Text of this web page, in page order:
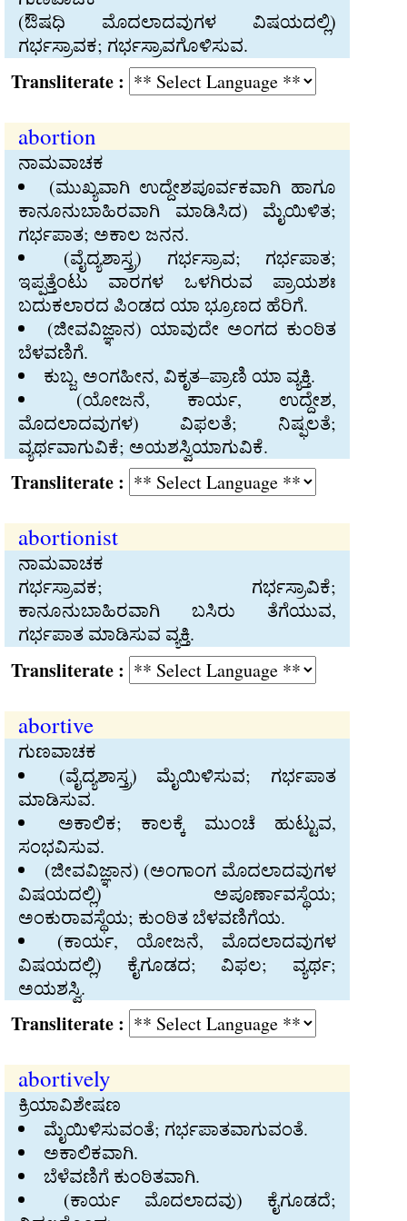
(ಔಷಧಿ ಮೊದಲಾದವುಗಳ ವಿಷಯದಲ್ಲಿ)
ಗರ್ಭಸ್ರಾವಕ; ಗರ್ಭಸ್ರಾವಗೊಳಿಸುವ.
:
abortion
ನಾಮವಾಚಕ
(ಮುಖ್ಯವಾಗಿ ಉದ್ದೇಶಪೂರ್ವಕವಾಗಿ ಹಾಗೂ
ಕಾನೂನುಬಾಹಿರವಾಗಿ ಮಾಡಿಸಿದ) ಮೈಯಿಳಿತ;
ಗರ್ಭಪಾತ; ಅಕಾಲ ಜನನ.
(ವೈದ್ಯಶಾಸ್ತ್ರ) ಗರ್ಭಸ್ರಾವ; ಗರ್ಭಪಾತ;
ಇಪ್ಪತ್ತೆಂಟು ವಾರಗಳ ಒಳಗಿರುವ ಪ್ರಾಯಶಃ
ಬದುಕಲಾರದ ಪಿಂಡದ ಯಾ ಭ್ರೂಣದ ಹೆರಿಗೆ.
(ಜೀವವಿಜ್ಞಾನ) ಯಾವುದೇ ಅಂಗದ ಕುಂಠಿತ
ಬೆಳವಣಿಗೆ.
ಕುಬ್ಜ, ಅಂಗಹೀನ, ವಿಕೃತ–ಪ್ರಾಣಿ ಯಾ ವ್ಯಕ್ತಿ.
(ಯೋಜನೆ, ಕಾರ್ಯ, ಉದ್ದೇಶ,
ಮೊದಲಾದವುಗಳ) ವಿಫಲತೆ; ನಿಷ್ಫಲತೆ;
ವ್ಯರ್ಥವಾಗುವಿಕೆ; ಅಯಶಸ್ವಿಯಾಗುವಿಕೆ.
:
abortionist
ನಾಮವಾಚಕ
ಗರ್ಭಸ್ರಾವಕ; ಗರ್ಭಸ್ರಾವಿಕೆ;
ಕಾನೂನುಬಾಹಿರವಾಗಿ ಬಸಿರು ತೆಗೆಯುವ,
ಗರ್ಭಪಾತ ಮಾಡಿಸುವ ವ್ಯಕ್ತಿ.
:
abortive
ಗುಣವಾಚಕ
(ವೈದ್ಯಶಾಸ್ತ್ರ) ಮೈಯಿಳಿಸುವ; ಗರ್ಭಪಾತ
ಮಾಡಿಸುವ.
ಅಕಾಲಿಕ; ಕಾಲಕ್ಕೆ ಮುಂಚೆ ಹುಟ್ಟುವ,
ಸಂಭವಿಸುವ.
(ಜೀವವಿಜ್ಞಾನ) (ಅಂಗಾಂಗ ಮೊದಲಾದವುಗಳ
ವಿಷಯದಲ್ಲಿ) ಅಪೂರ್ಣಾವಸ್ಥೆಯ;
ಅಂಕುರಾವಸ್ಥೆಯ; ಕುಂಠಿತ ಬೆಳವಣಿಗೆಯ.
(ಕಾರ್ಯ, ಯೋಜನೆ, ಮೊದಲಾದವುಗಳ
ವಿಷಯದಲ್ಲಿ) ಕೈಗೂಡದ; ವಿಫಲ; ವ್ಯರ್ಥ;
ಅಯಶಸ್ವಿ.
:
abortively
ಕ್ರಿಯಾವಿಶೇಷಣ
ಮೈಯಿಳಿಸುವಂತೆ; ಗರ್ಭಪಾತವಾಗುವಂತೆ.
ಅಕಾಲಿಕವಾಗಿ.
ಬೆಳೆವಣಿಗೆ ಕುಂಠಿತವಾಗಿ.
(ಕಾರ್ಯ ಮೊದಲಾದವು) ಕೈಗೂಡದೆ;